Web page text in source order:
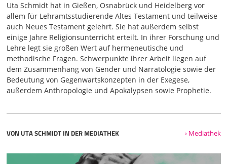
Uta Schmidt hat in Gießen, Osnabrück und Heidelberg vor
allem für Lehramtsstudierende Altes Testament und teilweise
auch Neues Testament gelehrt. Sie hat außerdem selbst
einige Jahre Religionsunterricht erteilt. In ihrer Forschung und
Lehre legt sie großen Wert auf hermeneutische und
methodische Fragen. Schwerpunkte ihrer Arbeit liegen auf
dem Zusammenhang von Gender und Narratologie sowie der
Bedeutung von Gegenwartskonzepten in der Exegese,
außerdem Anthropologie und Apokalypsen sowie Prophetie.
VON UTA SCHMIDT IN DER MEDIATHEK › Mediathek